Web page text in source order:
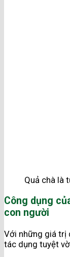
Quả chà là
Công dụng
con người
Với những giá trị
tác dụng tuyệt